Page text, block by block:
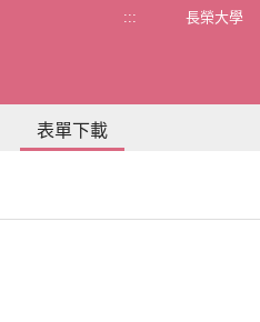
::: 長榮大學
表單下載